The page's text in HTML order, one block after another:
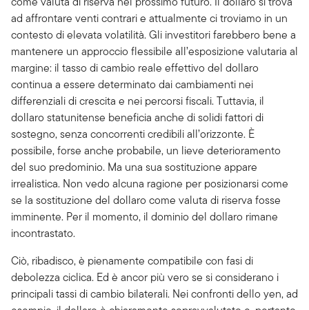
ad affrontare venti contrari e attualmente ci troviamo in un
contesto di elevata volatilità. Gli investitori farebbero bene a
mantenere un approccio flessibile all’esposizione valutaria al
margine: il tasso di cambio reale effettivo del dollaro
continua a essere determinato dai cambiamenti nei
differenziali di crescita e nei percorsi fiscali. Tuttavia, il
dollaro statunitense beneficia anche di solidi fattori di
sostegno, senza concorrenti credibili all’orizzonte. È
possibile, forse anche probabile, un lieve deterioramento
del suo predominio. Ma una sua sostituzione appare
irrealistica. Non vedo alcuna ragione per posizionarsi come
se la sostituzione del dollaro come valuta di riserva fosse
imminente. Per il momento, il dominio del dollaro rimane
incontrastato.
Ciò, ribadisco, è pienamente compatibile con fasi di
debolezza ciclica. Ed è ancor più vero se si considerano i
principali tassi di cambio bilaterali. Nei confronti dello yen, ad